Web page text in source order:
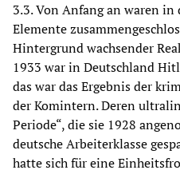
3.3. Von Anfang an waren in
Elemente
Hintergrund wachsender
1933 war in Deutschland
das war das Ergebnis der
der Komintern. Deren
Periode“, die sie 1928
deutsche Arbeiterklasse
hatte sich für eine